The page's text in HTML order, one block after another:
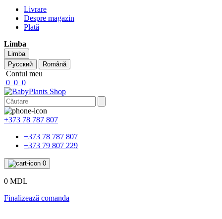
Livrare
Despre magazin
Plată
Limba
Limba
Русский
Română
Contul meu
0 0 0
+373 78 787 807
+373 78 787 807
+373 79 807 229
0
0 MDL
Finalizează comanda